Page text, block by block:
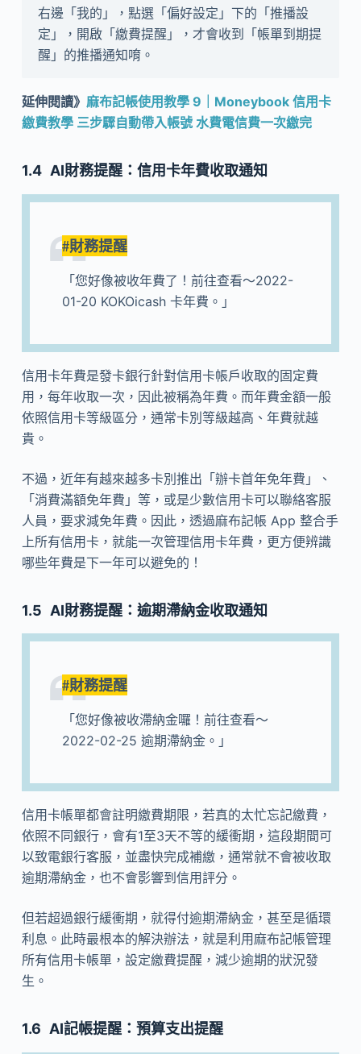
右邊「我的」，點選「偏好設定」下的「推播設
定」，開啟「繳費提醒」，才會收到「帳單到期提
醒」的推播通知唷。
延伸閱讀》 麻布記帳使用教學 9｜Moneybook 信用卡
繳費教學 三步驟自動帶入帳號 水費電信費一次繳完
AI財務提醒：信用卡年費收取通知
#財務提醒
「您好像被收年費了！前往查看～2022-
01-20 KOKOicash 卡年費。」
信用卡年費是發卡銀行針對信用卡帳戶收取的固定費
用，每年收取一次，因此被稱為年費。而年費金額一般
依照信用卡等級區分，通常卡別等級越高、年費就越
貴。
不過，近年有越來越多卡別推出「辦卡首年免年費」、
「消費滿額免年費」等，或是少數信用卡可以聯絡客服
人員，要求減免年費。因此，透過麻布記帳 App 整合手
上所有信用卡，就能一次管理信用卡年費，更方便辨識
哪些年費是下一年可以避免的！
AI財務提醒：逾期滯納金收取通知
#財務提醒
「您好像被收滯納金囉！前往查看～
2022-02-25 逾期滯納金。」
信用卡帳單都會註明繳費期限，若真的太忙忘記繳費，
依照不同銀行，會有1至3天不等的緩衝期，這段期間可
以致電銀行客服，並盡快完成補繳，通常就不會被收取
逾期滯納金，也不會影響到信用評分。
但若超過銀行緩衝期，就得付逾期滯納金，甚至是循環
利息。此時最根本的解決辦法，就是利用麻布記帳管理
所有信用卡帳單，設定繳費提醒，減少逾期的狀況發
生。
AI記帳提醒：預算支出提醒